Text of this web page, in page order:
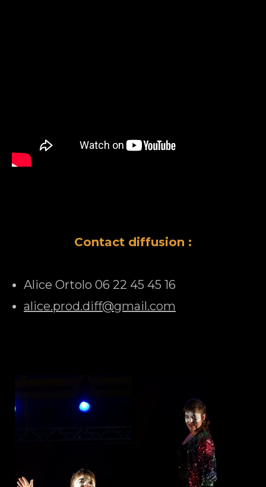
Contact diffusion :
Alice Ortolo 06 22 45 45 16
alice.prod.diff@gmail.com